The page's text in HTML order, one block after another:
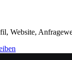
Website,